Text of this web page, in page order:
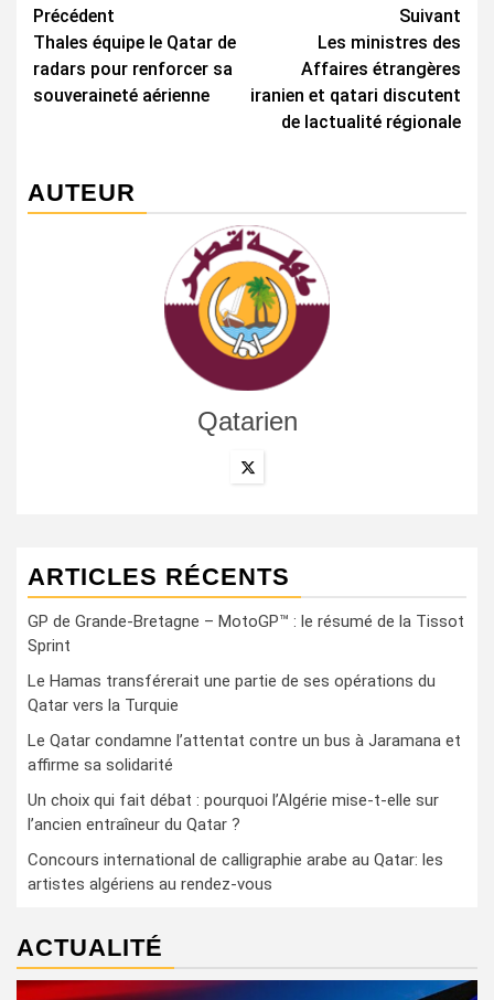
Navigation
d’article
Précédent
Thales équipe le Qatar de
radars pour renforcer sa
souveraineté aérienne
Suivant
Les ministres des
Affaires étrangères
iranien et qatari discutent
de lactualité régionale
AUTEUR
Qatarien
ARTICLES RÉCENTS
GP de Grande-Bretagne – MotoGP™ : le résumé de la Tissot
Sprint
Le Hamas transférerait une partie de ses opérations du
Qatar vers la Turquie
Le Qatar condamne l’attentat contre un bus à Jaramana et
affirme sa solidarité
Un choix qui fait débat : pourquoi l’Algérie mise-t-elle sur
l’ancien entraîneur du Qatar ?
Concours international de calligraphie arabe au Qatar: les
artistes algériens au rendez-vous
ACTUALITÉ